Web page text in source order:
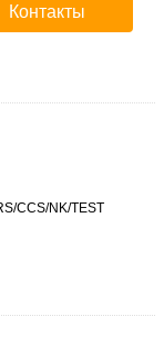
Контакты
CCS/NK/TEST